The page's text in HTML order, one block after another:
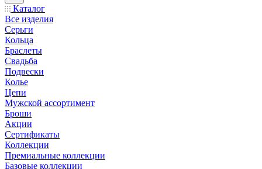
Каталог
Все изделия
Серьги
Кольца
Браслеты
Свадьба
Подвески
Колье
Цепи
Мужской ассортимент
Броши
Акции
Сертификаты
Коллекции
Премиальные коллекции
Базовые коллекции